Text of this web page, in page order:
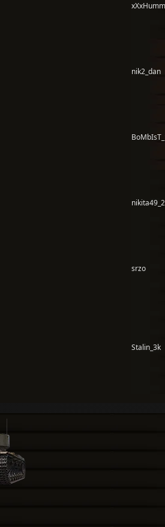
nik2_dan
srzo
Stalin_3k